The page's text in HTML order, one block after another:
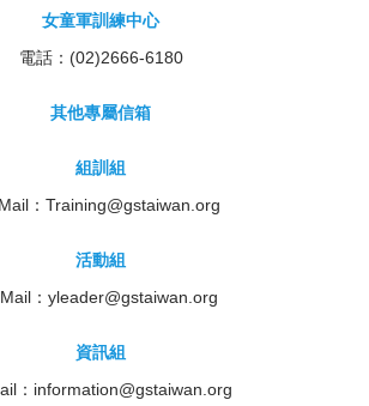
女童軍訓練中心
電話：(02)2666-6180
其他專屬信箱
組訓組
： Training@gstaiwan.org
活動組
： yleader@gstaiwan.org
資訊組
： information@gstaiwan.org